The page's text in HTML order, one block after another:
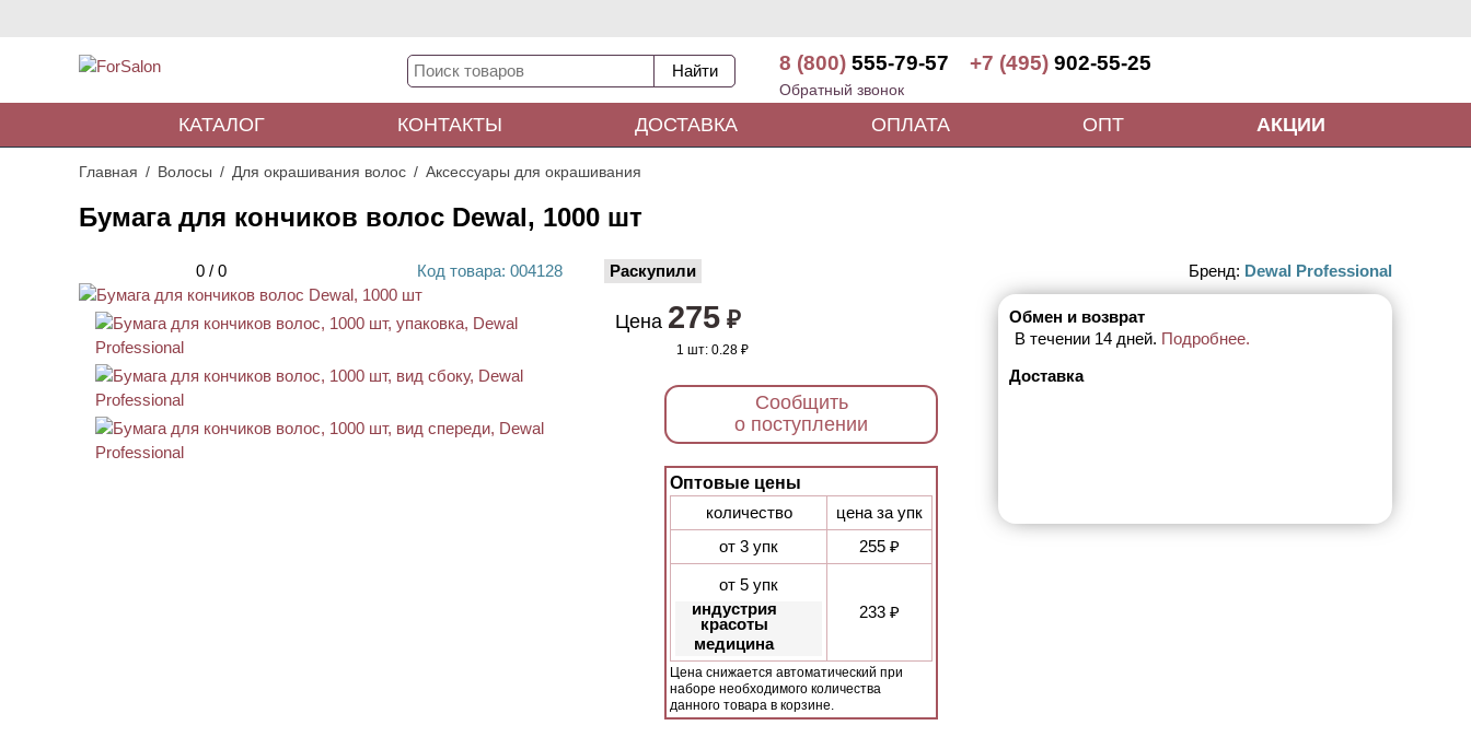
8 (800) 555-79-57 +7 (495) 902-55-25
Обратный звонок
КАТАЛОГ КОНТАКТЫ ДОСТАВКА ОПЛАТА ОПТ АКЦИИ
Главная Волосы Для окрашивания волос Аксессуары для окрашивания
Бумага для кончиков волос Dewal, 1000 шт
0 / 0 Код товара: 004128 Раскупили Бренд: Dewal Professional
Цена 275 ₽
1 шт: 0.28 ₽
Сообщить
о поступлении
Оптовые цены
количество
цена за упк
от 3 упк
255 ₽
от 5 упк
индустрия
красоты
медицина
233 ₽
Цена снижается автоматический при
наборе необходимого количества
данного товара в корзине.
Обмен и возврат
В течении 14 дней. Подробнее.
Доставка